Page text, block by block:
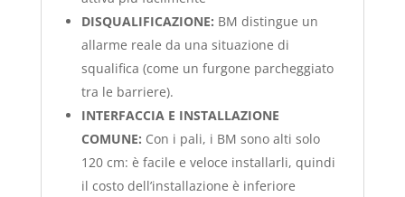
DISQUALIFICAZIONE: BM distingue un
allarme reale da una situazione di
squalifica (come un furgone parcheggiato
tra le barriere).
INTERFACCIA E INSTALLAZIONE
COMUNE: Con i pali, i BM sono alti solo
120 cm: è facile e veloce installarli, quindi
il costo dell’installazione è inferiore